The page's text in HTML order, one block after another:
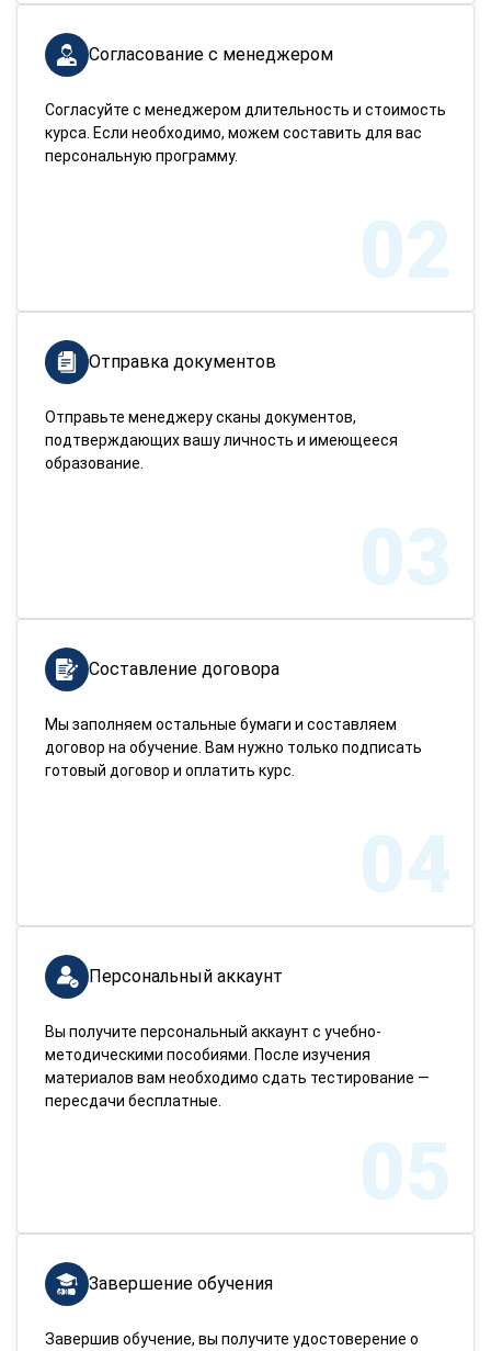
Согласование с менеджером
Согласуйте с менеджером длительность и стоимость
курса. Если необходимо, можем составить для вас
персональную программу.
02
Отправка документов
Отправьте менеджеру сканы документов,
подтверждающих вашу личность и имеющееся
образование.
03
Составление договора
Мы заполняем остальные бумаги и составляем
договор на обучение. Вам нужно только подписать
готовый договор и оплатить курс.
04
Персональный аккаунт
Вы получите персональный аккаунт с учебно-
методическими пособиями. После изучения
материалов вам необходимо сдать тестирование —
пересдачи бесплатные.
05
Завершение обучения
Завершив обучение, вы получите удостоверение о